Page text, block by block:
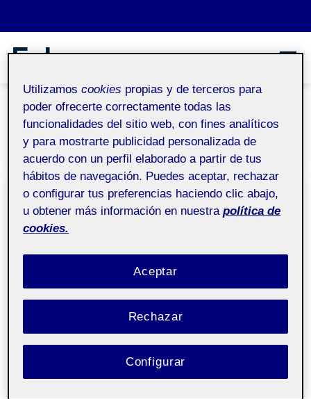
17 Noviembre, 2023
Análisis heurístico de la web de
TikTok
Fecha de publicación
17 noviembre, 2023
Utilizamoscookies propias y de terceros para
poder ofrecerte correctamente todas las
funcionalidades del sitio web, con fines analíticos
y para mostrarte publicidad personalizada de
acuerdo con un perfil elaborado a partir de tus
hábitos de navegación. Puedes aceptar, rechazar
o configurar tus preferencias haciendo clic abajo,
u obtener más información en nuestra política de
cookies.
Rechazar
Aceptar
Configurar